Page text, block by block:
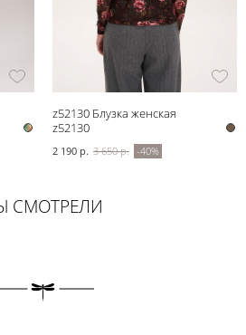
z52130 Блузка женская
z52130
2 190 р. 3 650 р. -40%
СМОТРЕЛИ